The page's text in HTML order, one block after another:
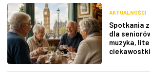
AKTUALNOŚCI
Spotkania
dla
muzyka,
ciekawostki